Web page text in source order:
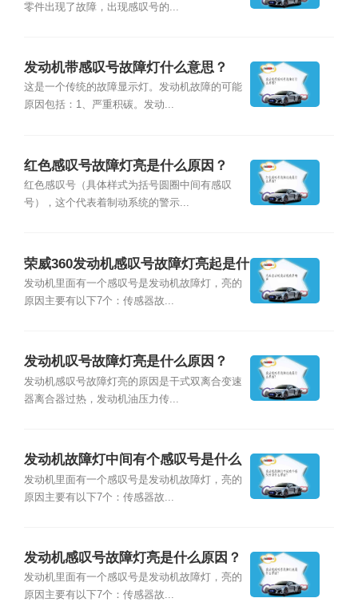
零件出现了故障，出现感叹号的...
发动机带感叹号故障灯什么意思？
这是一个传统的故障显示灯。发动机故障的可能
原因包括：1、严重积碳。发动...
红色感叹号故障灯亮是什么原因？
红色感叹号（具体样式为括号圆圈中间有感叹
号），这个代表着制动系统的警示...
荣威360发动机感叹号故障灯亮起是什
么原因？
发动机里面有一个感叹号是发动机故障灯，亮的
原因主要有以下7个：传感器故...
发动机叹号故障灯亮是什么原因？
发动机感叹号故障灯亮的原因是干式双离合变速
器离合器过热，发动机油压力传...
发动机故障灯中间有个感叹号是什么
原因？
发动机里面有一个感叹号是发动机故障灯，亮的
原因主要有以下7个：传感器故...
发动机感叹号故障灯亮是什么原因？
发动机里面有一个感叹号是发动机故障灯，亮的
原因主要有以下7个：传感器故...